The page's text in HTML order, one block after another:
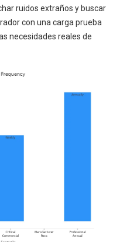
ruidos extraños y buscar
con una carga prueba
necesidades reales de